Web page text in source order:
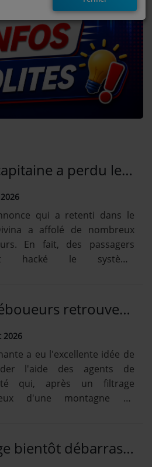
«Le capitaine a perdu le contrôle»: une farce sème la peur à bord
qui a retenti dans le
a affolé de nombreux
En fait, des passagers
hacké le système
Des éboueurs retrouvent un ticket de loterie à un million d’euros
a eu l'excellente idée de
l'aide des agents de
qui, après un filtrage
d'une montagne de
Village bientôt débarrassé de 110 cuves pleines de poisson pourri